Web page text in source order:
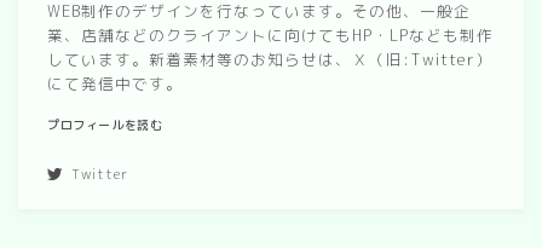
WEB制作のデザインを行なっています。その他、一般企
業、店舗などのクライアントに向けてもHP・LPなども制作
しています。新着素材等のお知らせは、Ｘ（旧:Twitter）
にて発信中です。
プロフィールを読む
Twitter